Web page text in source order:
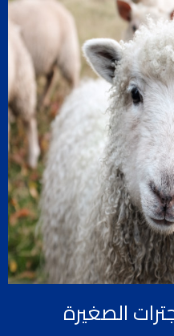
الصغيرة